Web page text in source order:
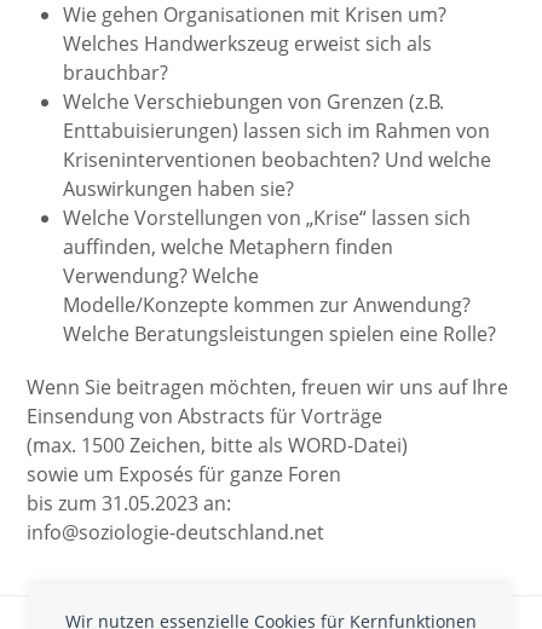
Wir nutzen essenzielle Cookies für Kernfunktionen
Wie gehen Organisationen mit Krisen um?
Welches Handwerkszeug erweist sich als
brauchbar?
Welche Verschiebungen von Grenzen (z.B.
Enttabuisierungen) lassen sich im Rahmen von
Kriseninterventionen beobachten? Und welche
Auswirkungen haben sie?
Welche Vorstellungen von „Krise“ lassen sich
auffinden, welche Metaphern finden
Verwendung? Welche
Modelle/Konzepte kommen zur Anwendung?
Welche Beratungsleistungen spielen eine Rolle?
Wenn Sie beitragen möchten, freuen wir uns auf Ihre
Einsendung von Abstracts für Vorträge
(max. 1500 Zeichen, bitte als WORD-Datei)
sowie um Exposés für ganze Foren
bis zum 31.05.2023 an:
info@soziologie-deutschland.net
Fristverlängerung:
Call for Papers: